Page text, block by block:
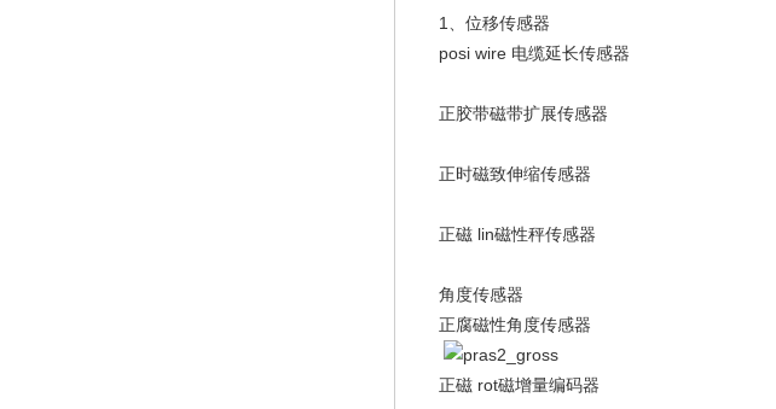
1、位移传感器
posi wire 电缆延长传感器
正胶带磁带扩展传感器
正时磁致伸缩传感器
正磁 lin磁性秤传感器
角度传感器
正腐磁性角度传感器
正磁 rot磁增量编码器